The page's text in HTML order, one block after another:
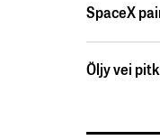
SpaceX
Öljy vei